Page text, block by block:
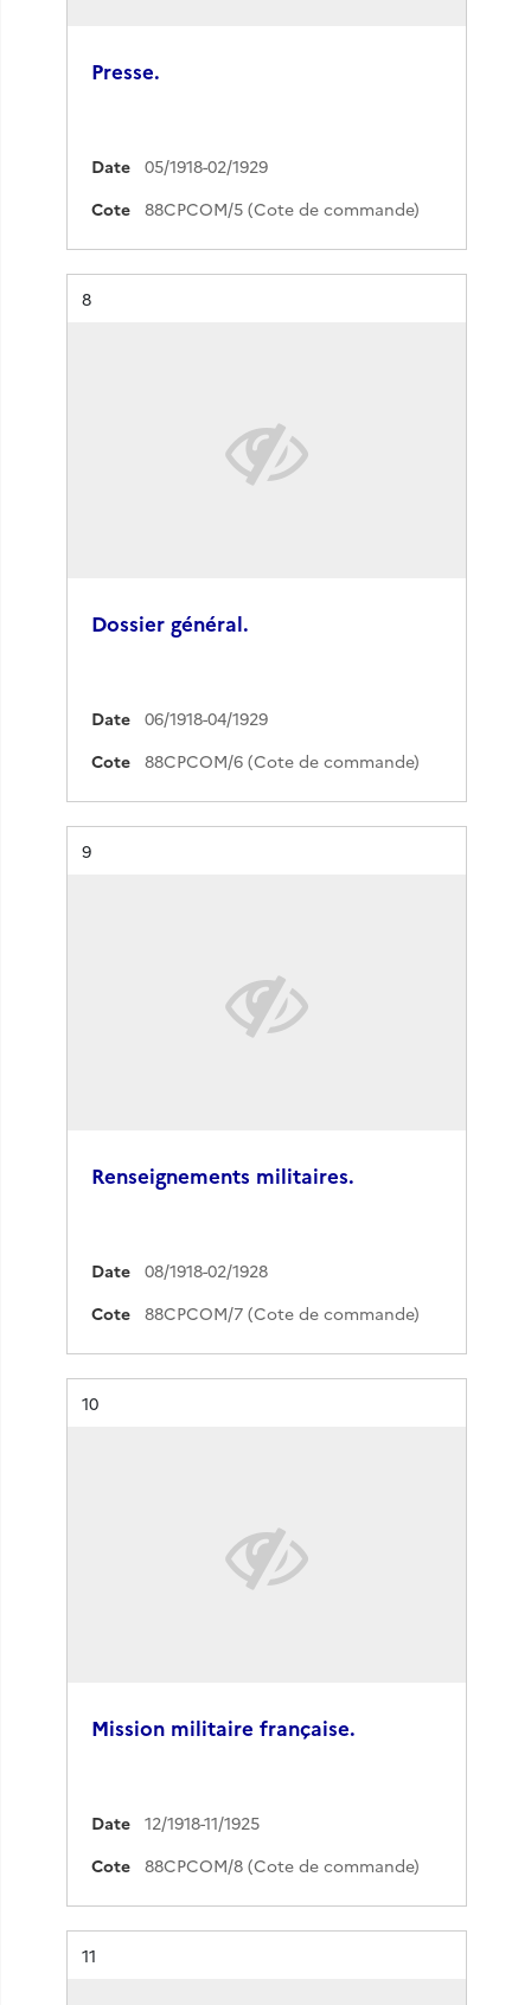
Presse.
Date
05/1918-02/1929
Cote
88CPCOM/5 (Cote de commande)
Résultat n°
8
Dossier général.
Date
06/1918-04/1929
Cote
88CPCOM/6 (Cote de commande)
Résultat n°
9
Renseignements militaires.
Date
08/1918-02/1928
Cote
88CPCOM/7 (Cote de commande)
Résultat n°
10
Mission militaire française.
Date
12/1918-11/1925
Cote
88CPCOM/8 (Cote de commande)
Résultat n°
11